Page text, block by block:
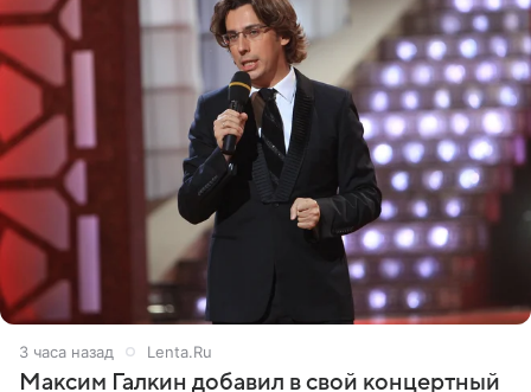
3 часа назад Lenta.Ru
Максим Галкин добавил в свой концертный